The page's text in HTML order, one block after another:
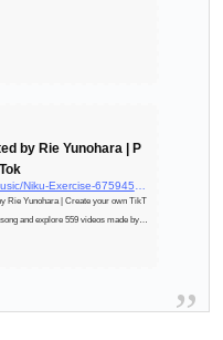
by Rie Yunohara | P
Rie Yunohara | Create your own TikT
and explore 559 videos made by n